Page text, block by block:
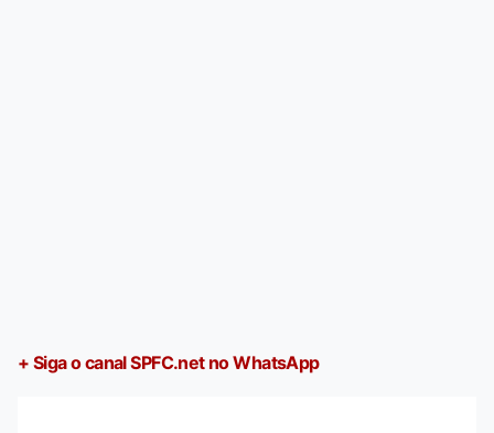
+ Siga o canal SPFC.net no WhatsApp